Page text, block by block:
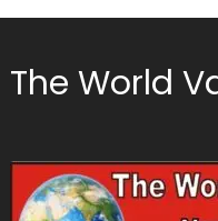
The World